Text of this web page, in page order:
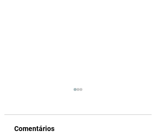
Comentários